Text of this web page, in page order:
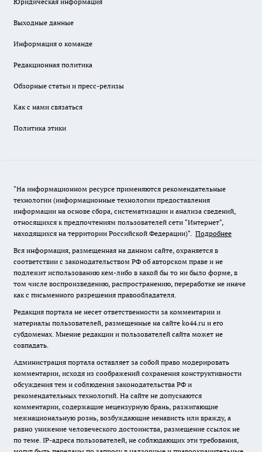
Выходные данные
Информация о команде
Редакционная политика
Обзорные статьи и пресс-релизы
Как с нами связаться
Политика этики
"На информационном ресурсе применяются рекомендательные
технологии (информационные технологии предоставления
информации на основе сбора, систематизации и анализа сведений,
относящихся к предпочтениям пользователей сети "Интернет",
находящихся на территории Российской Федерации)". Подробнее
Вся информация, размещенная на данном сайте, охраняется в
соответствии с законодательством РФ об авторском праве и не
подлежит использованию кем-либо в какой бы то ни было форме, в
том числе воспроизведению, распространению, переработке не иначе
как с письменного разрешения правообладателя.
Редакция портала не несет ответственности за комментарии и
материалы пользователей, размещенные на сайте ko44.ru и его
субдоменах. Мнение редакции и пользователей сайта может не
совпадать.
Администрация портала оставляет за собой право модерировать
комментарии, исходя из соображений сохранения конструктивности
обсуждения тем и соблюдения законодательства РФ и
рекомендательных технологий. На сайте не допускаются
комментарии, содержащие нецензурную брань, разжигающие
межнациональную рознь, возбуждающие ненависть или вражду, а
равно унижение человеческого достоинства, размещение ссылок не
по теме. IP-адреса пользователей, не соблюдающих эти требования,